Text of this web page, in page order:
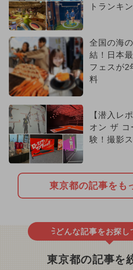
トランキ
全国の海
結！日本
フェスが
料
【潜入レ
オン ザ コ
験！撮影
東京都の記事をも
どんな記事をお探し
東京都の記事を